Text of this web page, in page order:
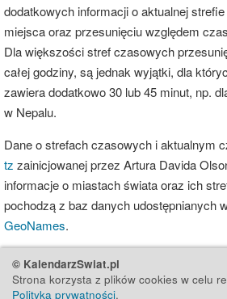
dodatkowych informacji o aktualnej
miejsca oraz przesunięciu względem
Dla większości stref czasowych
całej godziny, są jednak wyjątki, dla
zawiera dodatkowo 30 lub 45 minut, np.
w Nepalu.
Dane o strefach czasowych i aktualnym
tz zainicjowanej przez Artura Davida
informacje o miastach świata oraz ich
pochodzą z baz danych udostępnianych
GeoNames.
© KalendarzSwiat.pl
Strona korzysta z plików cookies w celu
Polityką prywatności.